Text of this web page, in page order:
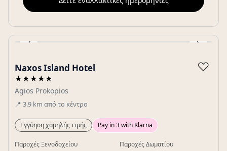
‹ ›
Naxos Island Hotel
★★★★★
Agios Prokopios
📍 3.9 km από το κέντρο
♡
Εγγύηση χαμηλής τιμής Pay in 3 with Klarna
Παροχές Ξενοδοχείου
Παροχές Δωματίου